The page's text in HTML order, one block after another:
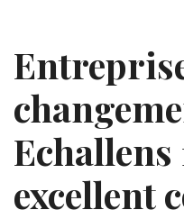
Echallens
excellent